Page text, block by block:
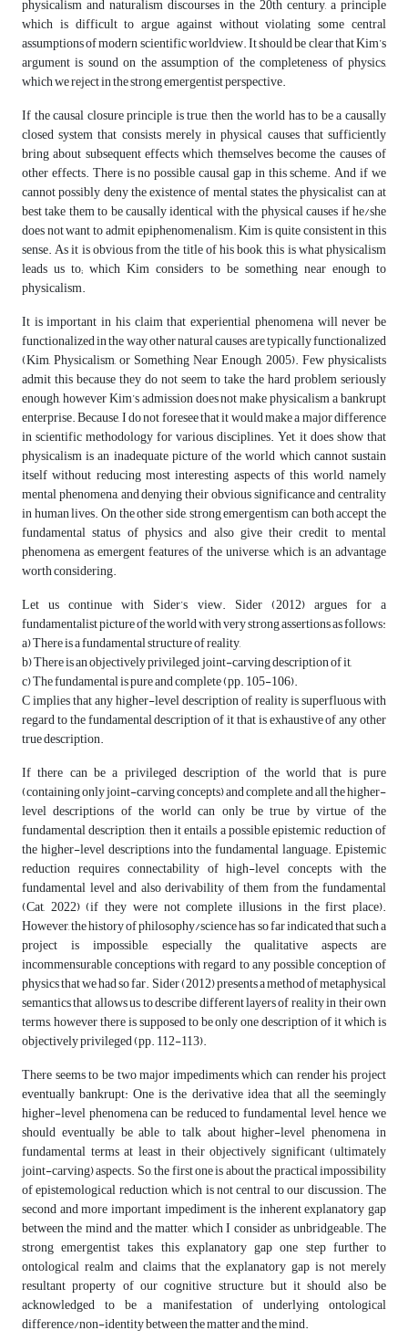
physicalism and naturalism discourses in the 20th century, a principle
which is difficult to argue against without violating some central
assumptions of modern scientific worldview. It should be clear that Kim’s
argument is sound on the assumption of the completeness of physics,
which we reject in the strong emergentist perspective.
If the causal closure principle is true, then the world has to be a causally
closed system that consists merely in physical causes that sufficiently
bring about subsequent effects which themselves become the causes of
other effects. There is no possible causal gap in this scheme. And if we
cannot possibly deny the existence of mental states, the physicalist can at
best take them to be causally identical with the physical causes if he/she
does not want to admit epiphenomenalism. Kim is quite consistent in this
sense. As it is obvious from the title of his book, this is what physicalism
leads us to; which Kim considers to be something near enough to
physicalism.
It is important in his claim that experiential phenomena will never be
functionalized in the way other natural causes are typically functionalized
(Kim, Physicalism, or Something Near Enough, 2005). Few physicalists
admit this because they do not seem to take the hard problem seriously
enough, however Kim’s admission does not make physicalism a bankrupt
enterprise. Because, I do not foresee that it would make a major difference
in scientific methodology for various disciplines. Yet, it does show that
physicalism is an inadequate picture of the world which cannot sustain
itself without reducing most interesting aspects of this world, namely
mental phenomena, and denying their obvious significance and centrality
in human lives. On the other side, strong emergentism can both accept the
fundamental status of physics and also give their credit to mental
phenomena as emergent features of the universe, which is an advantage
worth considering.
Let us continue with Sider’s view. Sider (2012) argues for a
fundamentalist picture of the world with very strong assertions as follows:
a) There is a fundamental structure of reality,
b) There is an objectively privileged, joint-carving description of it,
c) The fundamental is pure and complete (pp. 105-106).
C implies that any higher-level description of reality is superfluous with
regard to the fundamental description of it that is exhaustive of any other
true description.
If there can be a privileged description of the world that is pure
(containing only joint-carving concepts) and complete, and all the higher-
level descriptions of the world can only be true by virtue of the
fundamental description, then it entails a possible epistemic reduction of
the higher-level descriptions into the fundamental language. Epistemic
reduction requires connectability of high-level concepts with the
fundamental level and also derivability of them from the fundamental
(Cat, 2022) (if they were not complete illusions in the first place).
However, the history of philosophy/science has so far indicated that such a
project is impossible, especially the qualitative aspects are
incommensurable conceptions with regard to any possible conception of
physics that we had so far. Sider (2012) presents a method of metaphysical
semantics that allows us to describe different layers of reality in their own
terms, however there is supposed to be only one description of it which is
objectively privileged (pp. 112-113).
There seems to be two major impediments which can render his project
eventually bankrupt: One is the derivative idea that all the seemingly
higher-level phenomena can be reduced to fundamental level, hence we
should eventually be able to talk about higher-level phenomena in
fundamental terms at least in their objectively significant (ultimately
joint-carving) aspects. So, the first one is about the practical impossibility
of epistemological reduction, which is not central to our discussion. The
second and more important impediment is the inherent explanatory gap
between the mind and the matter, which I consider as unbridgeable. The
strong emergentist takes this explanatory gap one step further to
ontological realm and claims that the explanatory gap is not merely
resultant property of our cognitive structure, but it should also be
acknowledged to be a manifestation of underlying ontological
difference/non-identity between the matter and the mind.